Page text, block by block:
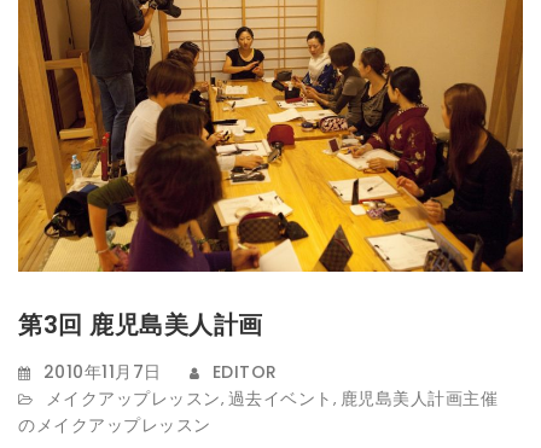
e
n
i
g
t
o
第3回 鹿児島美人計画
2010年11月7日
EDITOR
メイクアップレッスン, 過去イベント , 鹿児島美人計画主催
のメイクアップレッスン